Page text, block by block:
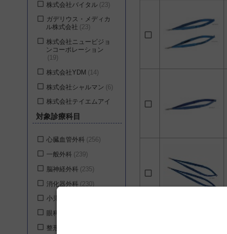
株式会社バイタル 23
ガデリウス・メディカ
ル株式会社 23
株式会社ニュービジョ
ンコーポレーション
19
株式会社YDM 14
株式会社シャルマン 6
株式会社テイエムアイ
新鋭工業株式会社 4
株式会社アステック
ユフ精器株式会社
株式会社河野製作所
株式会社ホギメディカ
3
ジャパン株式会社
株式会社メディカルリ
対象診療科目
心臓血管外科 256
一般外科 239
脳神経外科 235
消化器外科 230
小児外科
眼科
整形外科